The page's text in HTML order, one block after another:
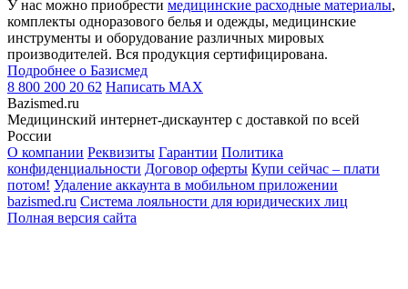
У нас можно приобрести медицинские расходные материалы,
комплекты одноразового белья и одежды, медицинские
инструменты и оборудование различных мировых
производителей. Вся продукция сертифицирована.
Подробнее о Базисмед
8 800 200 20 62 Написать MAX
Bazismed.ru
Медицинский интернет-дискаунтер с доставкой по всей
России
О компании Реквизиты Гарантии Политика
конфиденциальности Договор оферты Купи сейчас – плати
потом! Удаление аккаунта в мобильном приложении
bazismed.ru Система лояльности для юридических лиц
Полная версия сайта